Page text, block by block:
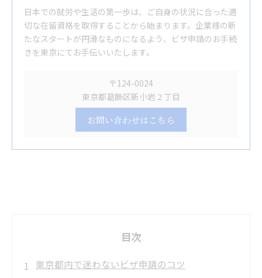
日本での就労や生活の第一歩は、ご自身の状況に合った適
切な在留資格を取得することから始まります。企業様の新
たなスタートが円滑なものになるよう、ビザ申請のお手続
きを東京にてお手伝いいたします。
〒124-0024
東京都葛飾区新小岩２丁目
お問い合わせはこちら
目次
東京都内で迷わないビザ申請のコツ